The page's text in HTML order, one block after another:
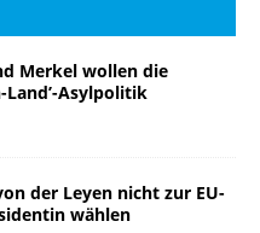
Merkel wollen die
Land’-Asylpolitik
der Leyen nicht zur EU-
wählen